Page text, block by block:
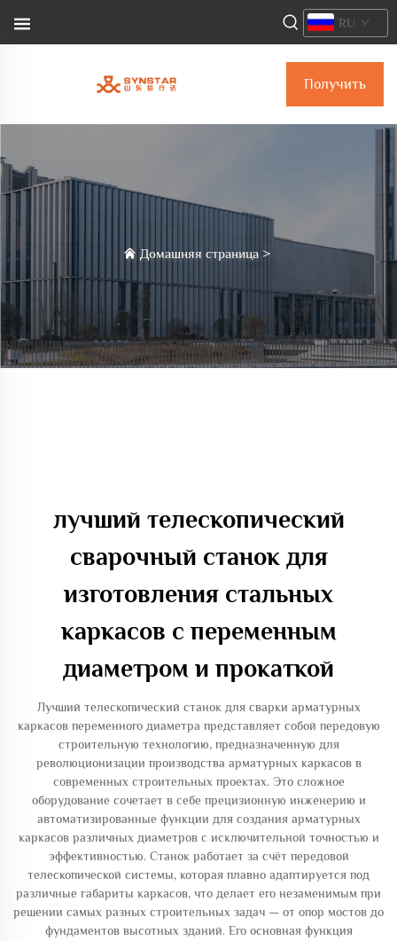
Получить
коммерческое
RU
Домашняя страница >
лучший телескопический
сварочный станок для
изготовления стальных
каркасов с переменным
диаметром и прокаткой
Лучший телескопический станок для сварки арматурных
каркасов переменного диаметра представляет собой передовую
строительную технологию, предназначенную для
революционизации производства арматурных каркасов в
современных строительных проектах. Это сложное
оборудование сочетает в себе прецизионную инженерию и
автоматизированные функции для создания арматурных
каркасов различных диаметров с исключительной точностью и
эффективностью. Станок работает за счёт передовой
телескопической системы, которая плавно адаптируется под
различные габариты каркасов, что делает его незаменимым при
решении самых разных строительных задач — от опор мостов до
фундаментов высотных зданий. Его основная функция